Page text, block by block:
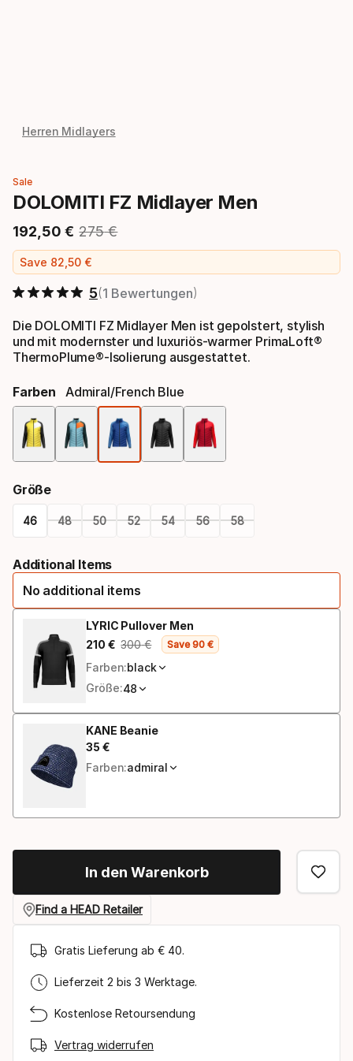
Herren Midlayers
Sale
DOLOMITI FZ Midlayer Men
192 50 €
Endpreis 275 €
Ursprünglicher Preis
Save 82 50 €
5 1 Bewertungen
Die DOLOMITI FZ Midlayer Men ist gepolstert, stylish
und mit modernster und luxuriös-warmer PrimaLoft®
ThermoPlume®-Isolierung ausgestattet.
Farben Admiral/french Blue
Größe
46 48 50 52 54 56 58
Option
Additional Items
No additional items
LYRIC Pullover Men
210 €
Endpreis300 €
Ursprünglicher Preis
Save90 €
Farben:black
Größe:48
KANE Beanie
35 €
Endpreis
Farben:admiral
In den Warenkorb
Find a HEAD Retailer
Gratis Lieferung ab € 40.
Lieferzeit 2 bis 3 Werktage.
Kostenlose Retoursendung
Vertrag widerrufen